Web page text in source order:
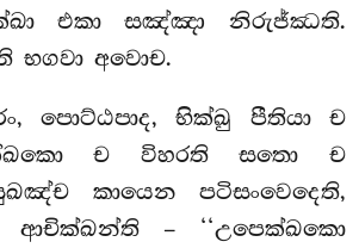
එකා සඤ්ඤා නිරුජ්ඣති.
භගවා අවොච.
පොට්ඨපාද, භික්ඛු පීතියා ච
ච විහරති සතො ච
කායෙන පටිසංවෙදෙති,
ආචික්ඛන්ති – ‘‘උපෙක්ඛකො